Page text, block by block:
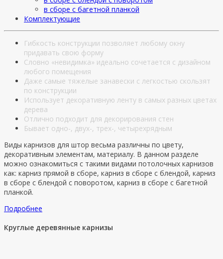
в сборе с багетной планкой
Комплектующие
Гибкость конструкции позволяет любому окну
придавать свою форму
Словно «невидимка» идеально сочетается с дизайном
любого помещения
Даже самые тяжелые занавески с легкостью скользят
по конструкции
Использует декоративную ленту в самых разных цветах
дерева
Отлично подходит для декорирования стен
Бывает одно-, двух-, трех-, четырехрядным
Виды карнизов для штор весьма различны по цвету,
декоративным элементам, материалу. В данном разделе
можно ознакомиться с такими видами потолочных карнизов
как: карниз прямой в сборе, карниз в сборе с блендой, карниз
в сборе с блендой с поворотом, карниз в сборе с багетной
планкой.
Подробнее
Круглые деревянные карнизы